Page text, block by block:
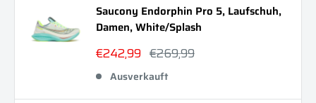
Saucony Endorphin Pro 5, Laufschuh,
Damen, White/Splash
Sonderpreis
€242,99 Normalpreis
€269,99
Ausverkauft